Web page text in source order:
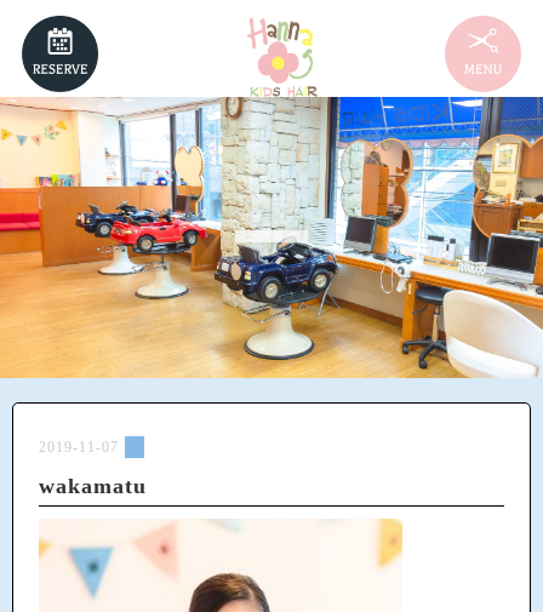
NEWS
MENU
HAIRSTYLE
STAFF
2019-11-07
wakamatu